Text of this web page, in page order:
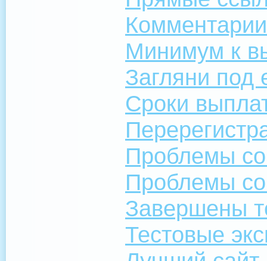
Минимум к
Загляни под
Сроки
Проблемы со
Проблемы со
Завершены
Тестовые